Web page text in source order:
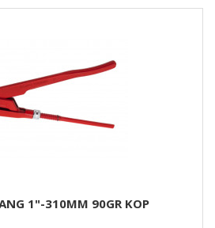
1"-310MM 90GR KOP